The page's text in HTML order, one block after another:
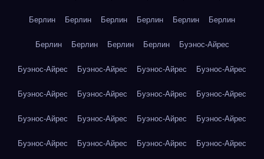
Берлин Берлин Берлин Берлин Берлин Берлин
Берлин Берлин Берлин Берлин Буэнос-Айрес
Буэнос-Айрес Буэнос-Айрес Буэнос-Айрес Буэнос-Айрес
Буэнос-Айрес Буэнос-Айрес Буэнос-Айрес Буэнос-Айрес
Буэнос-Айрес Буэнос-Айрес Буэнос-Айрес Буэнос-Айрес
Буэнос-Айрес Буэнос-Айрес Буэнос-Айрес Буэнос-Айрес